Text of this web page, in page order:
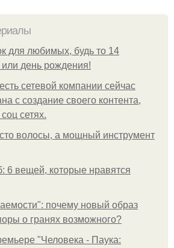
для любимых, будь то 14
день рождения!
сетевой компании сейчас
с создание своего контента,
сетях.
волосы, а мощный инструмент
6 вещей, которые нравятся
почему новый образ
о гранях возможного?
"Человека - Паука: